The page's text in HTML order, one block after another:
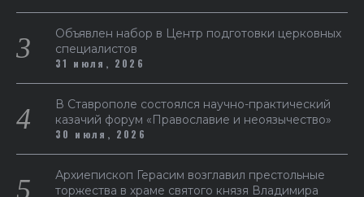
Объявлен набор в Центр подготовки церковных
специалистов
31 июля, 2026
В Ставрополе состоялся научно-практический
казачий форум «Православие и неоязычество»
30 июля, 2026
Архиепископ Герасим возглавил престольные
торжества в храме святого князя Владимира